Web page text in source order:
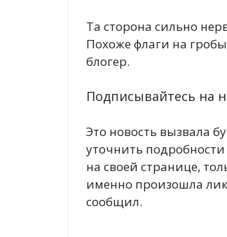
Та сторона сильно
Похоже флаги на
блогер.
Подписывайтесь на
Это новость вызвала
уточнить
на своей странице,
именно произошла
сообщил.